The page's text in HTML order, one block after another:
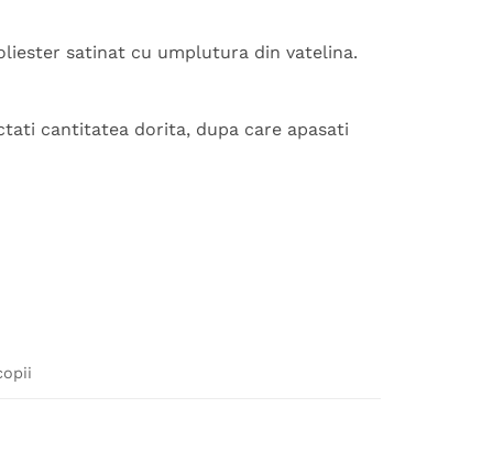
satinat cu umplutura din vatelina.
cantitatea dorita, dupa care apasati